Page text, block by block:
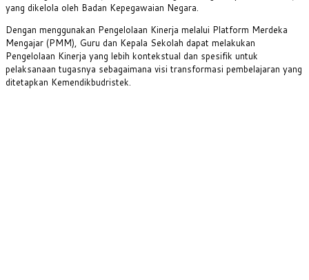
yang dikelola oleh Badan Kepegawaian Negara.
Dengan menggunakan Pengelolaan Kinerja melalui Platform Merdeka
Mengajar (PMM), Guru dan Kepala Sekolah dapat melakukan
Pengelolaan Kinerja yang lebih kontekstual dan spesifik untuk
pelaksanaan tugasnya sebagaimana visi transformasi pembelajaran yang
ditetapkan Kemendikbudristek.